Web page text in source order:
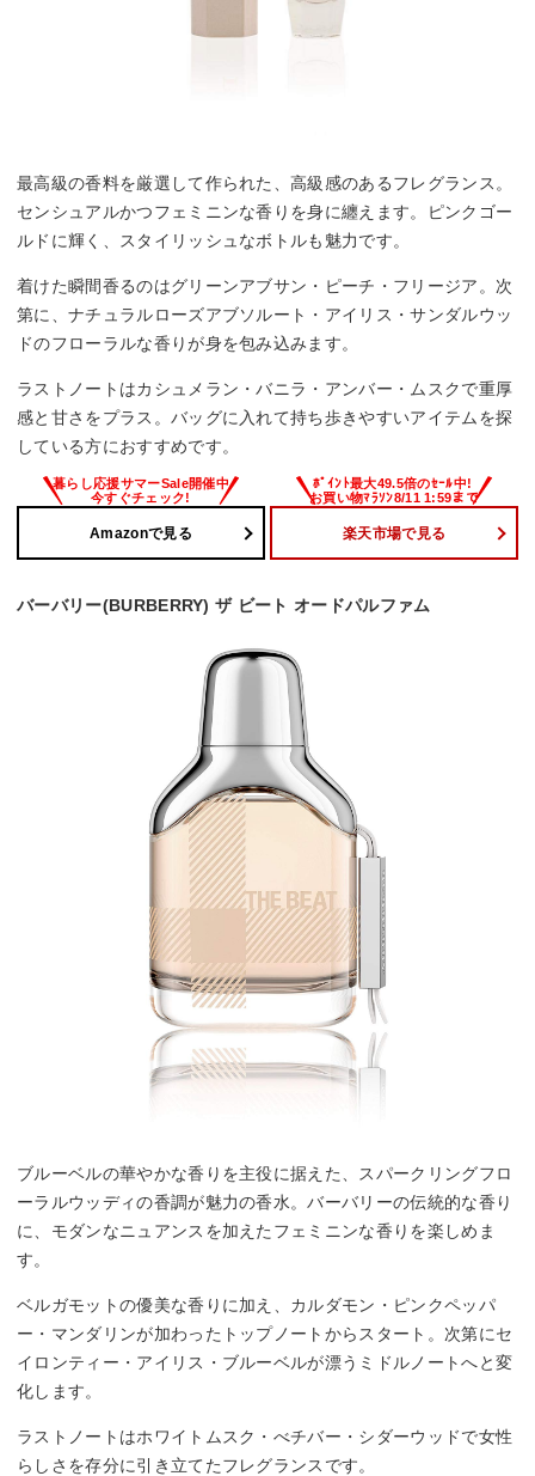
最高級の香料を厳選して作られた、高級感のあるフレグランス。
センシュアルかつフェミニンな香りを身に纏えます。ピンクゴー
ルドに輝く、スタイリッシュなボトルも魅力です。
着けた瞬間香るのはグリーンアブサン・ピーチ・フリージア。次
第に、ナチュラルローズアブソルート・アイリス・サンダルウッ
ドのフローラルな香りが身を包み込みます。
ラストノートはカシュメラン・バニラ・アンバー・ムスクで重厚
感と甘さをプラス。バッグに入れて持ち歩きやすいアイテムを探
している方におすすめです。
Amazonで見る 楽天市場で見る
バーバリー(BURBERRY) ザ ビート オードパルファム
ブルーベルの華やかな香りを主役に据えた、スパークリングフロ
ーラルウッディの香調が魅力の香水。バーバリーの伝統的な香り
に、モダンなニュアンスを加えたフェミニンな香りを楽しめま
す。
ベルガモットの優美な香りに加え、カルダモン・ピンクペッパ
ー・マンダリンが加わったトップノートからスタート。次第にセ
イロンティー・アイリス・ブルーベルが漂うミドルノートへと変
化します。
ラストノートはホワイトムスク・べチバー・シダーウッドで女性
らしさを存分に引き立てたフレグランスです。